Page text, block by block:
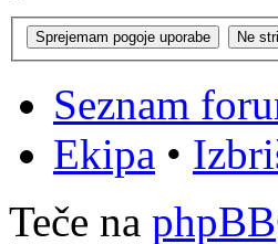
Seznam
Ekipa •
Teče na phpBB